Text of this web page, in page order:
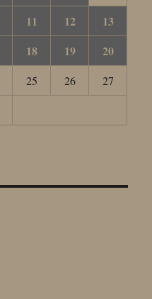
11 12
13
18 19
20
25 26
27